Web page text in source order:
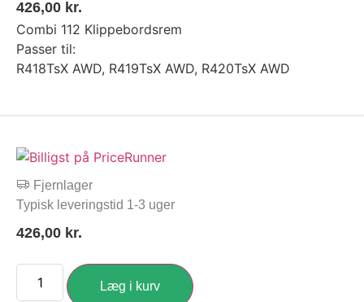
426,00 kr.
Combi 112 Klippebordsrem
Passer til:
R418TsX AWD, R419TsX AWD, R420TsX AWD
Fjernlager
Typisk leveringstid 1-3 uger
426,00 kr.
Læg i kurv